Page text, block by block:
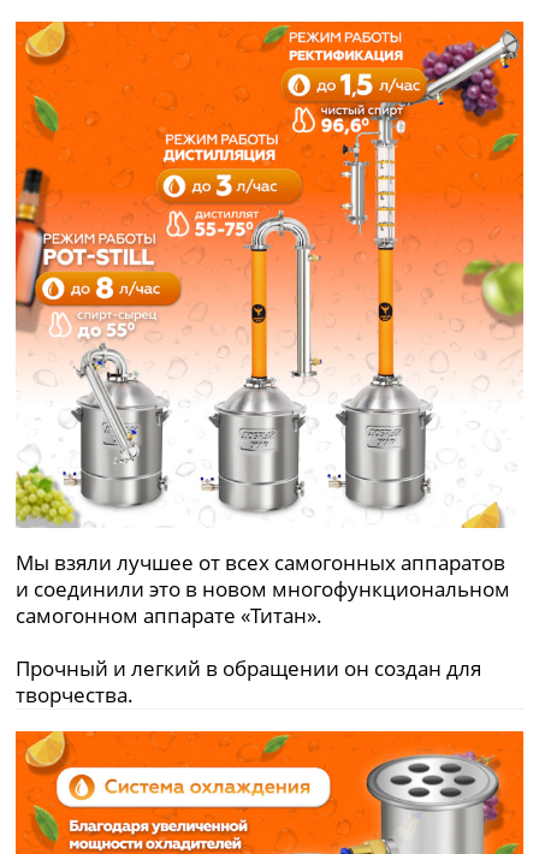
Мы взяли лучшее от всех самогонных аппаратов
и соединили это в новом многофункциональном
самогонном аппарате «Титан».
Прочный и легкий в обращении он создан для
творчества.